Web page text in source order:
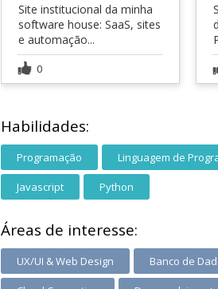
Site institucional da minha
software house: SaaS, sites
e automação...
0
Habilidades:
Programação Linguagem de
Javascript Python
Áreas de interesse:
UX/UI & Web Design Banco de